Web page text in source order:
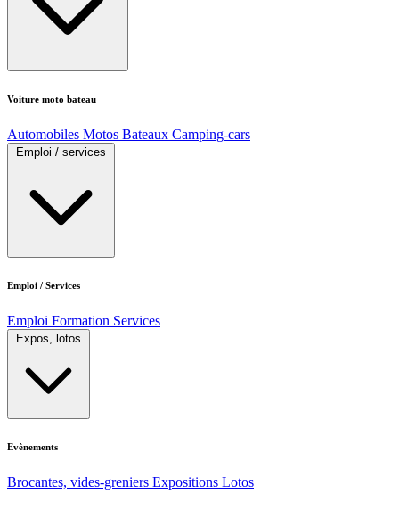
Voiture moto bateau
Automobiles Motos Bateaux Camping-cars
Emploi / services
Emploi / Services
Emploi Formation Services
Expos, lotos
Evènements
Brocantes, vides-greniers Expositions Lotos